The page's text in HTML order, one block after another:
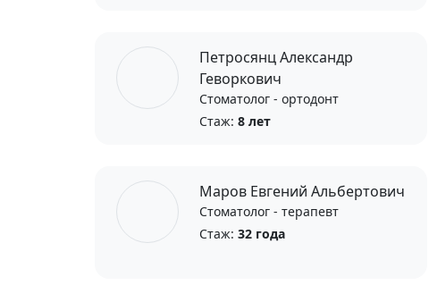
Петросянц Александр
Геворкович
Стоматолог - ортодонт
Стаж: 8 лет
Маров Евгений Альбертович
Стоматолог - терапевт
Стаж: 32 года